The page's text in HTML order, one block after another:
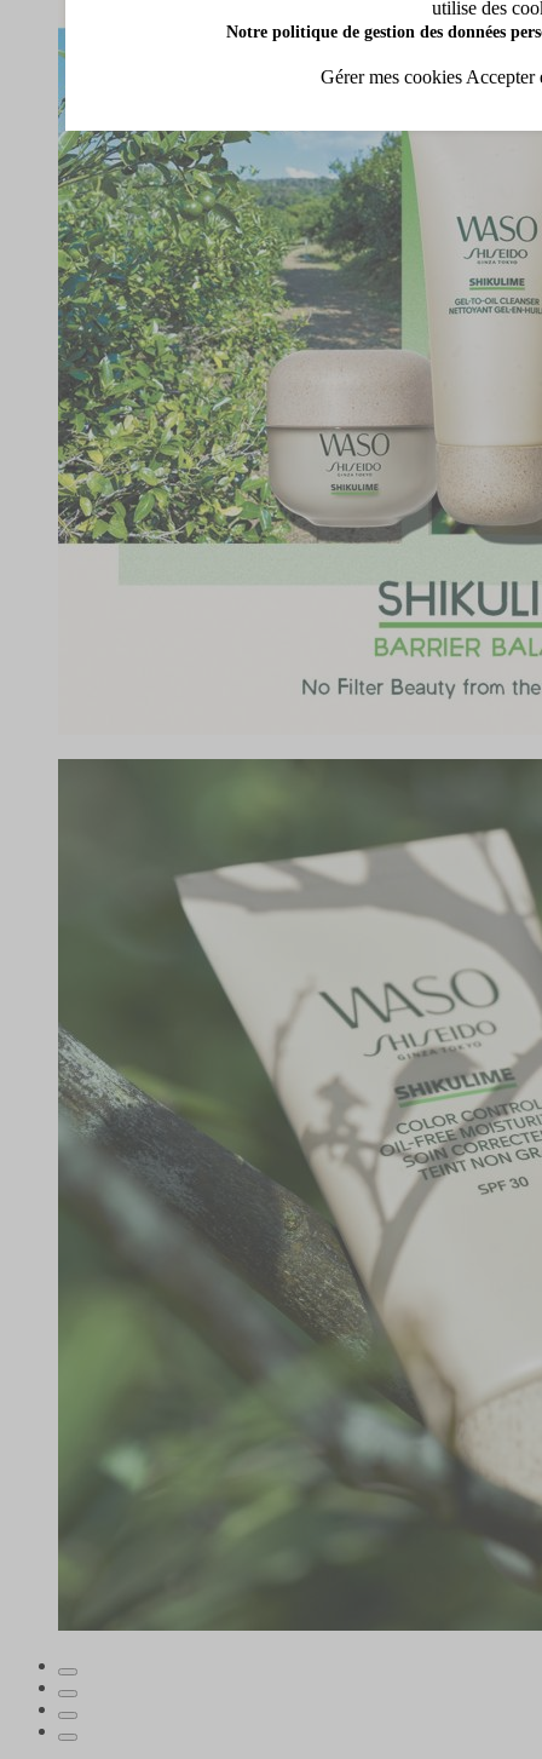
utilise des
Notre politique de gestion des données
Gérer mes cookies Accepter